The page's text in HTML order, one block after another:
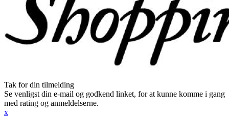
Tak for din tilmelding
Se venligst din e-mail og godkend linket, for at kunne komme i gang
med rating og anmeldelserne.
x